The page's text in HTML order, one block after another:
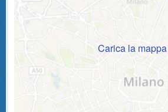
Carica la mappa